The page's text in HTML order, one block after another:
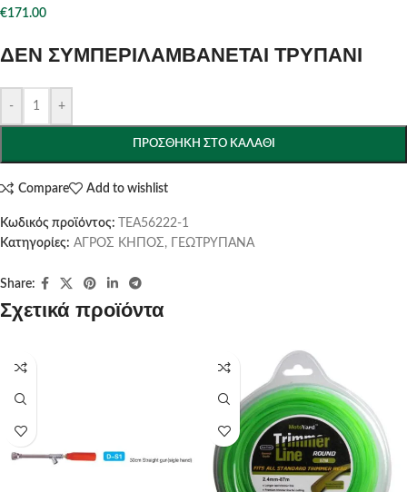
€171.00
ΔΕΝ ΣΥΜΠΕΡΙΛΑΜΒΑΝΕΤΑΙ ΤΡΥΠΑΝΙ
- +
ΠΡΟΣΘΉΚΗ ΣΤΟ ΚΑΛΆΘΙ
Compare Add to wishlist
Κωδικός προϊόντος:
TEA56222-1
Κατηγορίες: ΑΓΡΟΣ ΚΗΠΟΣ, ΓΕΩΤΡΥΠΑΝΑ
Share:
Σχετικά προϊόντα